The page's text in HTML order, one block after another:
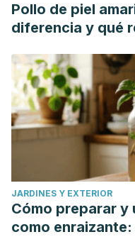
Pollo de piel
diferencia y qué
JARDINES Y EXTERIOR
Cómo preparar y
como